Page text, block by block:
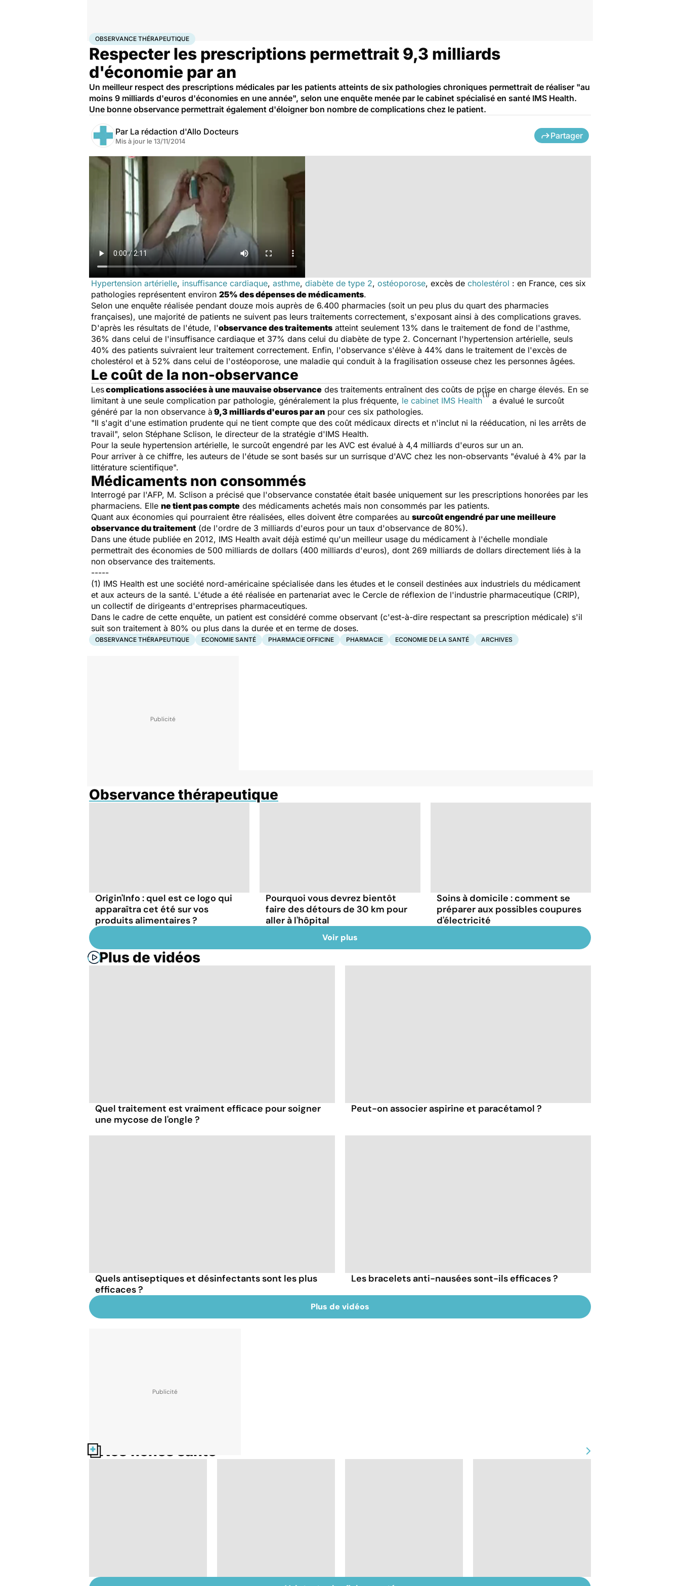
AccueilSantéSociétéÉconomieObservance thérapeutique
OBSERVANCE THÉRAPEUTIQUE
Respecter les prescriptions permettrait 9,3 milliards
d'économie par an
Un meilleur respect des prescriptions médicales par les patients atteints de six pathologies chroniques permettrait de réaliser "au
moins 9 milliards d'euros d'économies en une année", selon une enquête menée par le cabinet spécialisé en santé IMS Health.
Une bonne observance permettrait également d'éloigner bon nombre de complications chez le patient.
Par La rédaction d'Allo Docteurs
Mis à jour le 13/11/2014
Partager
Hypertension artérielle, insuffisance cardiaque, asthme, diabète de type 2, ostéoporose, excès de cholestérol : en France, ces six
pathologies représentent environ 25% des dépenses de médicaments.
Selon une enquête réalisée pendant douze mois auprès de 6.400 pharmacies (soit un peu plus du quart des pharmacies
françaises), une majorité de patients ne suivent pas leurs traitements correctement, s'exposant ainsi à des complications graves.
D'après les résultats de l'étude, l'observance des traitements atteint seulement 13% dans le traitement de fond de l'asthme,
36% dans celui de l'insuffisance cardiaque et 37% dans celui du diabète de type 2. Concernant l'hypertension artérielle, seuls
40% des patients suivraient leur traitement correctement. Enfin, l'observance s'élève à 44% dans le traitement de l'excès de
cholestérol et à 52% dans celui de l'ostéoporose, une maladie qui conduit à la fragilisation osseuse chez les personnes âgées.
Le coût de la non-observance
Lescomplications associées à une mauvaise observance des traitements entraînent des coûts de prise en charge élevés. En se
limitant à une seule complication par pathologie, généralement la plus fréquente, le cabinet IMS Health
(1)
a évalué le surcoût
généré par la non observance à 9,3 milliards d'euros par an pour ces six pathologies.
"Il s'agit d'une estimation prudente qui ne tient compte que des coût médicaux directs et n'inclut ni la rééducation, ni les arrêts de
travail", selon Stéphane Sclison, le directeur de la stratégie d'IMS Health.
Pour la seule hypertension artérielle, le surcoût engendré par les AVC est évalué à 4,4 milliards d'euros sur un an.
Pour arriver à ce chiffre, les auteurs de l'étude se sont basés sur un surrisque d'AVC chez les non-observants "évalué à 4% par la
littérature scientifique".
Médicaments non consommés
Interrogé par l'AFP, M. Sclison a précisé que l'observance constatée était basée uniquement sur les prescriptions honorées par les
pharmaciens. Elle ne tient pas compte des médicaments achetés mais non consommés par les patients.
Quant aux économies qui pourraient être réalisées, elles doivent être comparées au surcoût engendré par une meilleure
observance du traitement (de l'ordre de 3 milliards d'euros pour un taux d'observance de 80%).
Dans une étude publiée en 2012, IMS Health avait déjà estimé qu'un meilleur usage du médicament à l'échelle mondiale
permettrait des économies de 500 milliards de dollars (400 milliards d'euros), dont 269 milliards de dollars directement liés à la
non observance des traitements.
-----
(1) IMS Health est une société nord-américaine spécialisée dans les études et le conseil destinées aux industriels du médicament
et aux acteurs de la santé. L'étude a été réalisée en partenariat avec le Cercle de réflexion de l'industrie pharmaceutique (CRIP),
un collectif de dirigeants d'entreprises pharmaceutiques.
Dans le cadre de cette enquête, un patient est considéré comme observant (c'est-à-dire respectant sa prescription médicale) s'il
suit son traitement à 80% ou plus dans la durée et en terme de doses.
OBSERVANCE THÉRAPEUTIQUE ECONOMIE SANTÉ PHARMACIE OFFICINE PHARMACIE ECONOMIE DE LA SANTÉ ARCHIVES
Observance thérapeutique
Origin'Info : quel est ce logo qui
apparaîtra cet été sur vos
produits alimentaires ?
Pourquoi vous devrez bientôt
faire des détours de 30 km pour
aller à l'hôpital
Soins à domicile : comment se
préparer aux possibles coupures
d'électricité
Voir plus
Plus de vidéos
Quel traitement est vraiment efficace pour soigner
une mycose de l'ongle ?
Peut-on associer aspirine et paracétamol ?
Quels antiseptiques et désinfectants sont les plus
efficaces ?
Les bracelets anti-nausées sont-ils efficaces ?
Plus de vidéos
Nos fiches santé